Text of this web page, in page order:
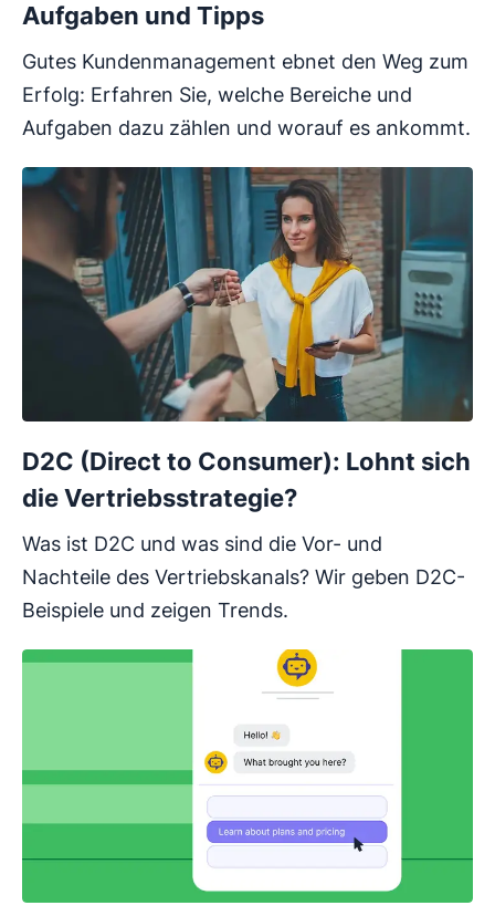
Aufgaben und Tipps
Gutes Kundenmanagement ebnet den Weg zum
Erfolg: Erfahren Sie, welche Bereiche und
Aufgaben dazu zählen und worauf es ankommt.
D2C (Direct to Consumer): Lohnt sich
die Vertriebsstrategie?
Was ist D2C und was sind die Vor- und
Nachteile des Vertriebskanals? Wir geben D2C-
Beispiele und zeigen Trends.